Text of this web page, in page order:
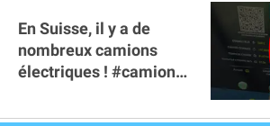
En Suisse, il y a de
nombreux camions
électriques ! #camion
#voitureelectrique